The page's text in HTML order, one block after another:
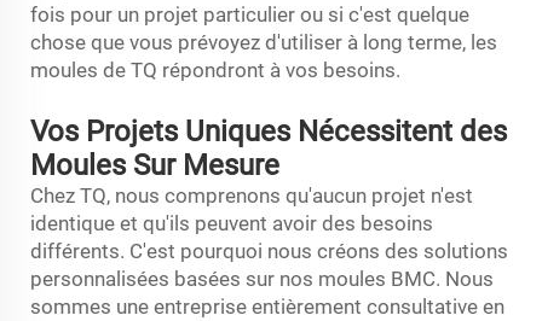
fois pour un projet particulier ou si c'est quelque
chose que vous prévoyez d'utiliser à long terme, les
moules de TQ répondront à vos besoins.
Vos Projets Uniques Nécessitent des
Moules Sur Mesure
Chez TQ, nous comprenons qu'aucun projet n'est
identique et qu'ils peuvent avoir des besoins
différents. C'est pourquoi nous créons des solutions
personnalisées basées sur nos moules BMC. Nous
sommes une entreprise entièrement consultative en